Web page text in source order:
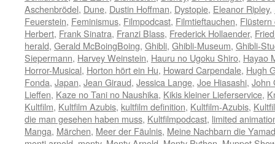
Aschenbrödel, Dune, Dustin Hoffman, Dystopie, Eleanor Ripley,
Feuerstein, Feminismus, Filmpodcast, Filmtieftauchen, Flüstern
Herbert, Frank Sinatra, Franzi Blass, Frederick Hollaender,
herald, Gerald McBoingBoing, Ghibli, Ghibli-Museum, Ghibli-
Siepermann, Harvey Weinstein, Hauru no Ugoku Shiro, Hayao
Horror-Musical, Horton hört ein Hu, Howard Carpendale, Hugh
Fonda, Japan, Jean Giraud, Jessica Lange, Joe Hiasashi, John
Lieffen, Kaze no Tani no Naushika, Kikis kleiner Lieferservice,
Kultfilm, Kultfilm Azubis, kultfilm definition, Kultfilm-Azubis,
die man gesehen haben muss, Kultfilmpodcast, limited
Manga, Märchen, Meer der Fäulnis, Meine Nachbarn die